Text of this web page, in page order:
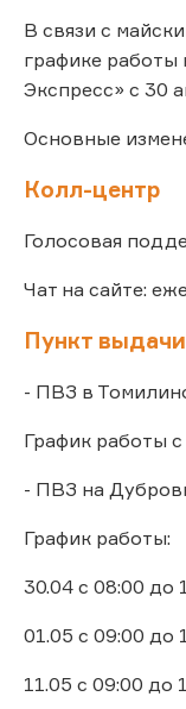
В связи с
графике работы
Экспресс» с 30
Основные
Колл-центр
Голосовая
Чат на сайте:
Пункт
- ПВЗ в
График работы
- ПВЗ на
График работы:
30.04 с 08:00 до
01.05 с 09:00 до
11.05 с 09:00 до